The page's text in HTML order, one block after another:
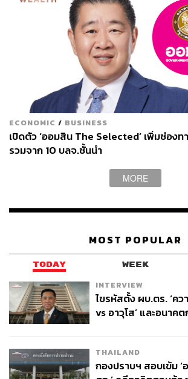
ECONOMIC / BUSINESS
เปิดตัว ‘ออมสิน The Selected’ เพิ่มช่อง
รวมจาก 10 บลจ.ชั้นนำ
MORE
MOST POPULAR
TODAY WEEK
INTERVIEW
ไขรหัสตั้ง ผบ.ตร. ‘คว
vs อาวุโส’ และอนาค
THAILAND
กองปราบฯ สอบเข้ม